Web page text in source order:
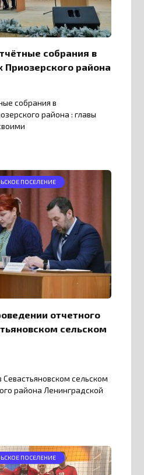
собрания в
Приозерского района
собрания в
района : главы
ПОСЕЛЕНИЕ
отчетного
сельском
сельском
района Ленинградской
ПОСЕЛЕНИЕ